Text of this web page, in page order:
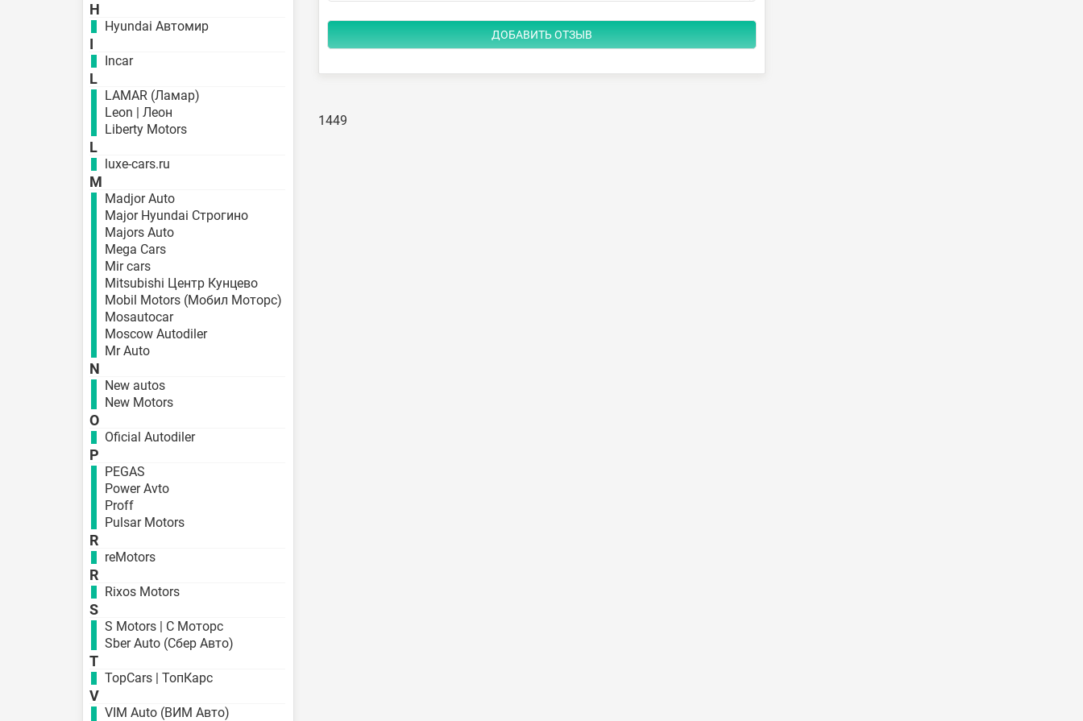
H
Hyundai Автомир
I
Incar
L
LAMAR (Ламар)
Leon | Леон
Liberty Motors
L
luxe-cars.ru
M
Madjor Auto
Major Hyundai Строгино
Majors Auto
Mega Cars
Mir cars
Mitsubishi Центр Кунцево
Mobil Motors (Мобил Моторс)
Mosautocar
Moscow Autodiler
Mr Auto
N
New autos
New Motors
O
Oficial Autodiler
P
PEGAS
Power Avto
Proff
Pulsar Motors
R
reMotors
R
Rixos Motors
S
S Motors | С Моторс
Sber Auto (Сбер Авто)
T
TopCars | ТопКарс
V
VIM Auto (ВИМ Авто)
1449